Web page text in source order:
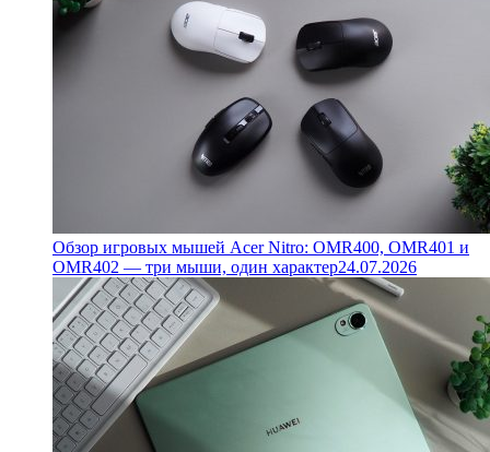
Обзор игровых мышей Acer Nitro: OMR400, OMR401 и
OMR402 — три мыши, один характер24.07.2026